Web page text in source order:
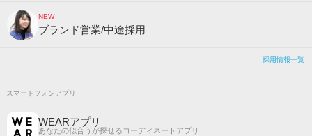
NEW
ブランド営業/中途採用
採用情報一覧
スマートフォンアプリ
WEARアプリ
あなたの似合うが探せるコーディネートアプリ